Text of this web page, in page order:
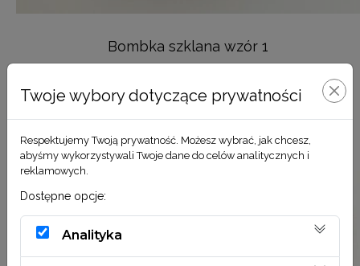
Bombka szklana wzór 1
DODAJ DO KOSZYKA
Twoje wybory dotyczące prywatności
Respektujemy Twoją prywatność. Możesz wybrać, jak chcesz,
abyśmy wykorzystywali Twoje dane do celów analitycznych i
reklamowych.
Dostępne opcje:
Analityka